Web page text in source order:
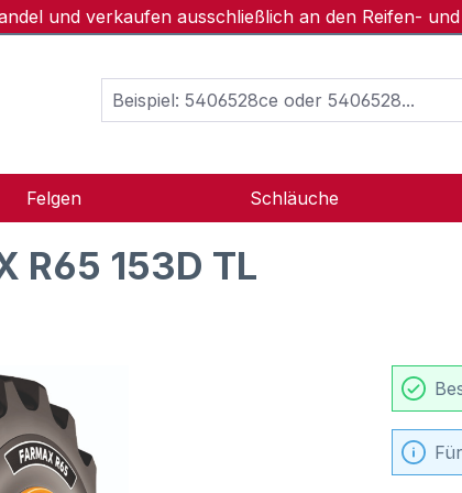
und verkaufen ausschließlich an den Reifen-
Felgen Schläuche
R65 153D TL